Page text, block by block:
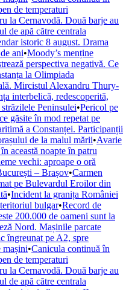
de temperaturi
la Cernavodă. Două barje au
de apă către centrala
istoric 8 august. Drama
ani•Moody’s menține
perspectiva negativă. Ce
la Olimpiada
Mircistul Alexandru Thury-
interbelică, redescoperită,
Peninsulei•Pericol pe
găsite în mod repetat pe
a Constanței. Participanții
de la malul mării•Avarie
această noapte în patru
vechi: aproape o oră
– Brașov•Carmen
pe Bulevardul Eroilor din
•Incident la granița României
bulgar•Record de
200.000 de oameni sunt la
Nord. Mașinile parcate
îngreunat pe A2, spre
mașini•Canicula continuă în
de temperaturi
la Cernavodă. Două barje au
de apă către centrala